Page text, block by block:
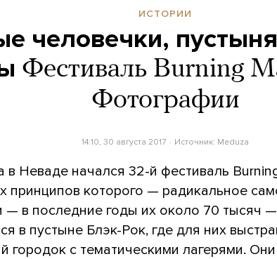
ИСТОРИИ
человечки,
Фестиваль Burning
Фотографии
14:10, 30 августа 2017 Источник: Meduza
в Неваде начался 32-й фестиваль
принципов которого — радикальное
— в последние годы их около 70 тысяч
в пустыне Блэк-Рок, где для них
городок с тематическими лагерями.